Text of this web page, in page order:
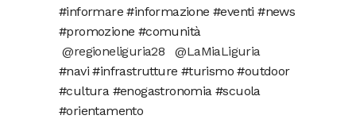
#informare #informazione #eventi #news
#promozione #comunità
@regioneliguria28
@LaMiaLiguria
#navi #infrastrutture #turismo #outdoor
#cultura #enogastronomia #scuola
#orientamento